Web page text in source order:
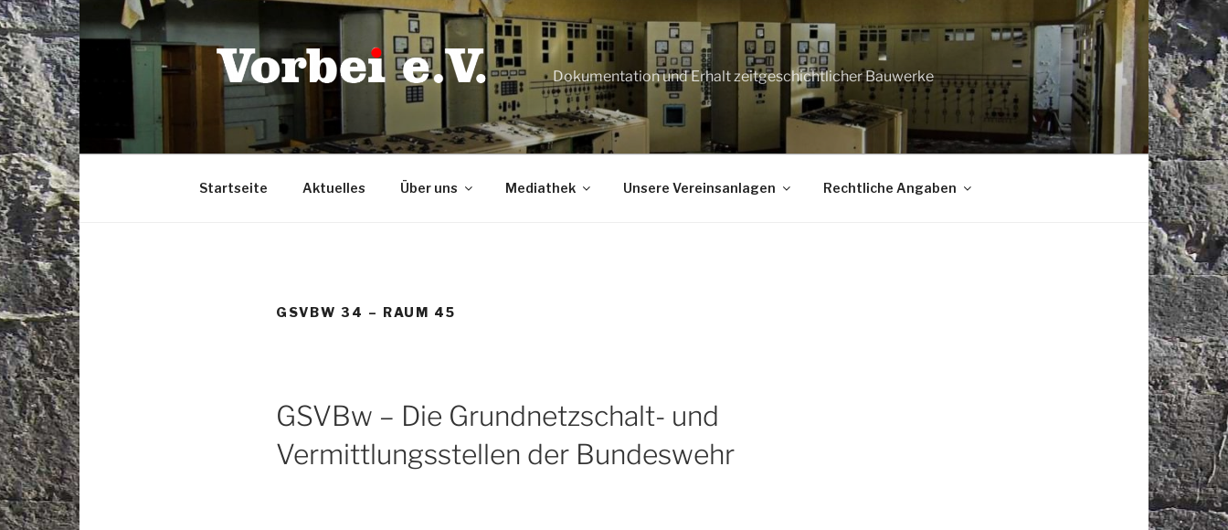
Zum
Inhalt
springen
Dokumentation und Erhalt zeitgeschichtlicher Bauwerke
Startseite Aktuelles Über uns Mediathek Unsere Vereinsanlagen Rechtliche Angaben
GSVBW 34 – RAUM 45
GSVBw – Die Grundnetzschalt- und
Vermittlungsstellen der Bundeswehr